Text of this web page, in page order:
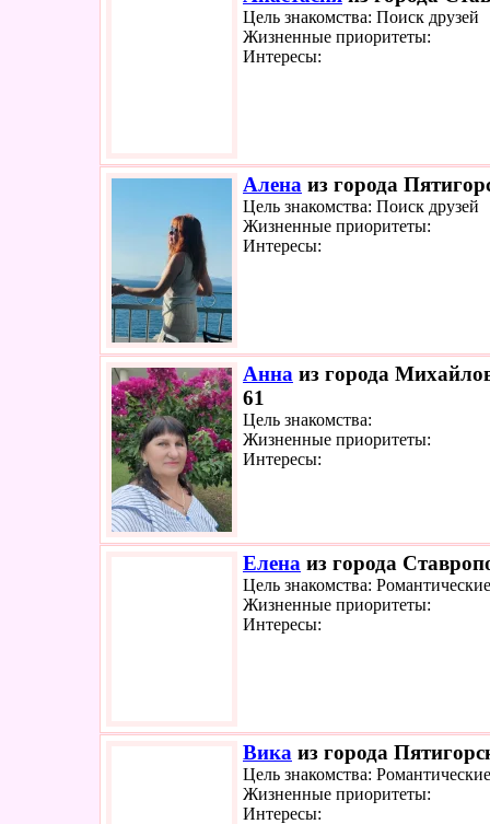
Цель знакомства: Поиск друзей
Жизненные приоритеты:
Интересы:
Алена из города
Цель знакомства: Поиск друзей
Жизненные приоритеты:
Интересы:
Анна из города
61
Цель знакомства:
Жизненные приоритеты:
Интересы:
Елена из города
Цель знакомства:
Жизненные приоритеты:
Интересы:
Вика из города
Цель знакомства:
Жизненные приоритеты:
Интересы: